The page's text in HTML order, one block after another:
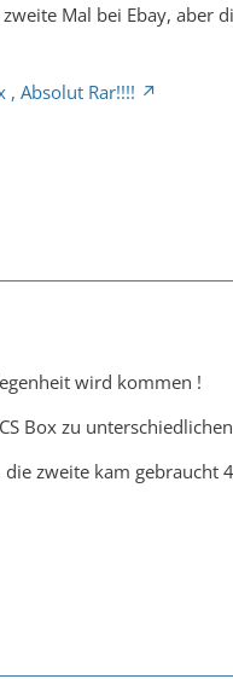
Mal bei Ebay,
, Absolut Rar!!!!
wird kommen !
Box zu
zweite kam